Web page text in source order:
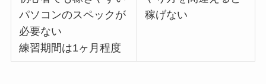
パソコンのスペックが
必要ない
練習期間は1ヶ月程度
稼げない